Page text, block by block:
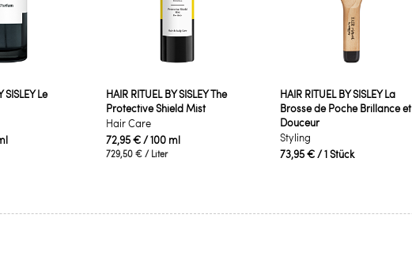
SISLEY Le
HAIR RITUEL BY SISLEY The
Protective Shield Mist
Hair Care
72,95 €/ 100 ml
729,50 € / Liter
HAIR RITUEL BY SISLEY La
Brosse de Poche Brillance et
Douceur
Styling
73,95 €/ 1 Stück